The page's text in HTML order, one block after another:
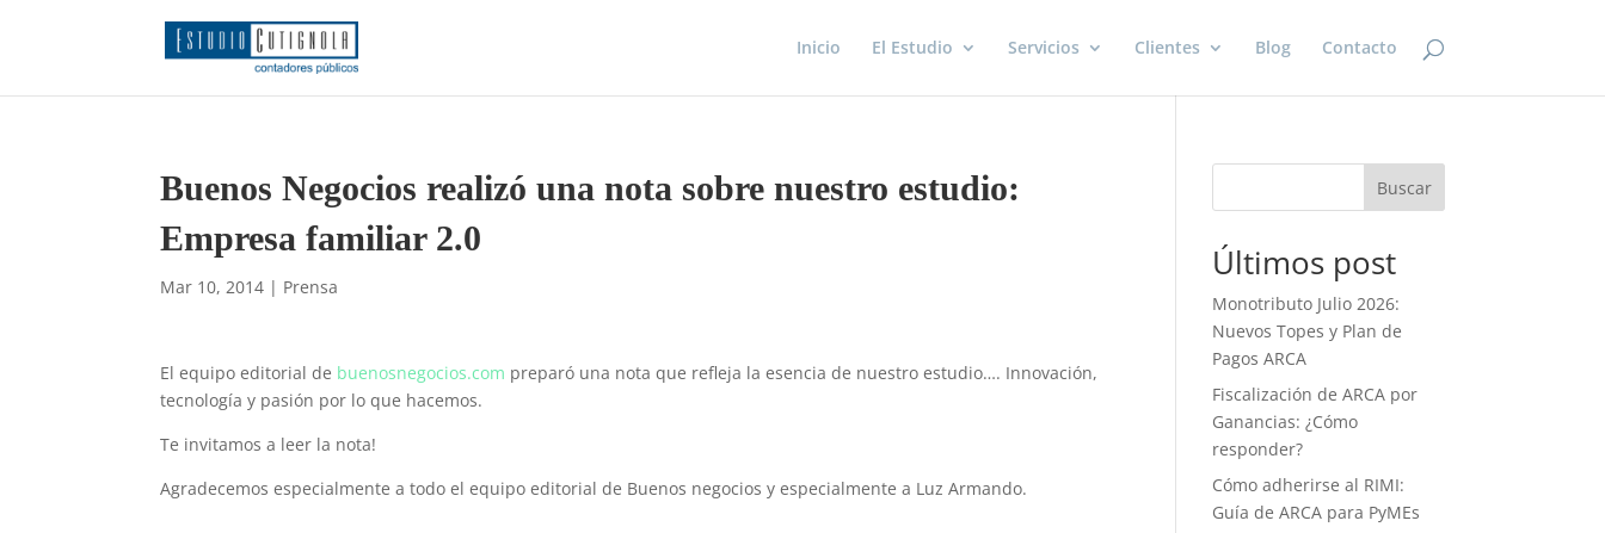
Inicio El Estudio Servicios Clientes Blog Contacto
Buenos Negocios realizó una nota sobre nuestro estudio:
Empresa familiar 2.0
Mar 10, 2014 | Prensa
El equipo editorial de buenosnegocios.com preparó una nota que refleja la esencia de nuestro estudio…. Innovación,
tecnología y pasión por lo que hacemos.
Te invitamos a leer la nota!
Agradecemos especialmente a todo el equipo editorial de Buenos negocios y especialmente a Luz Armando.
Buscar
Últimos post
Monotributo Julio 2026:
Nuevos Topes y Plan de
Pagos ARCA
Fiscalización de ARCA por
Ganancias: ¿Cómo
responder?
Cómo adherirse al RIMI:
Guía de ARCA para PyMEs